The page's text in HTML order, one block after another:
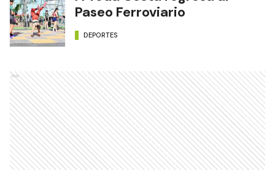
Paseo Ferroviario
DEPORTES
Ads